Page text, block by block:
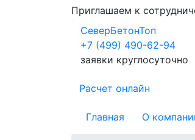
Приглашаем к
СеверБетонТоп
+7 (499) 490-62-94
заявки круглосуточно
Расчет онлайн
Главная О